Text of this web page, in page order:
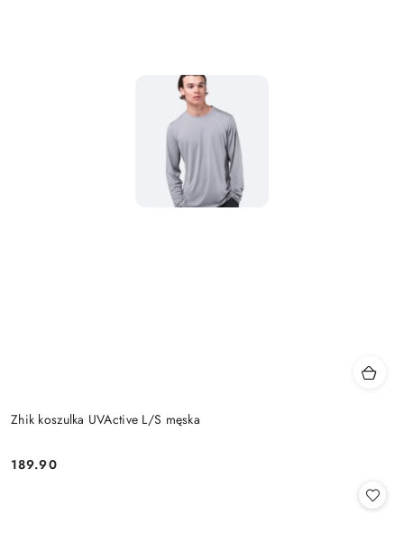
Zhik koszulka UVActive L/S męska
Cena:
189.90